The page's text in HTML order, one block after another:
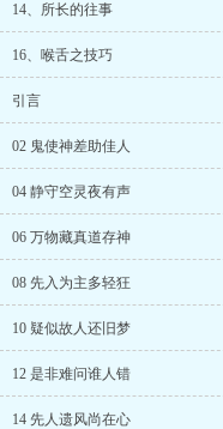
14、所长的往事
16、喉舌之技巧
引言
02 鬼使神差助佳人
04 静守空灵夜有声
06 万物藏真道存神
08 先入为主多轻狂
10 疑似故人还旧梦
12 是非难问谁人错
14 先人遗风尚在心